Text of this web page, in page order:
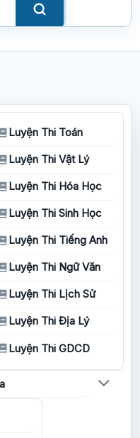
Luyện Thi Toán
Luyện Thi Vật Lý
Luyện Thi Hóa Học
Luyện Thi Sinh Học
Luyện Thi Tiếng Anh
Luyện Thi Ngữ Văn
Luyện Thi Lịch Sử
Luyện Thi Địa Lý
Luyện Thi GDCD